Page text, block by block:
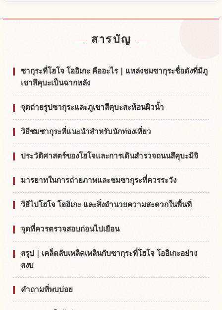
สารบัญ
ซากุระที่โฮโจ โออิเกะ คืออะไร｜แหล่งชมซากุระชื่อดังที่มีภู
เขาสึคุบะเป็นฉากหลัง
จุดถ่ายรูปซากุระและภูเขาสึคุบะสะท้อนผิวน้ำ
วิธีชมซากุระที่แนะนำสำหรับนักท่องเที่ยว
ประวัติศาสตร์ของโฮโจและการเดินสำรวจถนนสึคุบะมิจิ
มารยาทในการถ่ายภาพและชมซากุระที่ควรระวัง
วิธีไปโฮโจ โออิเกะ และสิ่งอำนวยความสะดวกในพื้นที่
จุดที่ควรตรวจสอบก่อนไปเยือน
สรุป｜เคล็ดลับเพลิดเพลินกับซากุระที่โฮโจ โออิเกะอย่าง
สงบ
คำถามที่พบบ่อย